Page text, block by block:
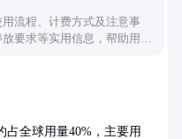
流程、计费方式及注意事
要求等实用信息，帮助用户
占全球用量40%，主要用